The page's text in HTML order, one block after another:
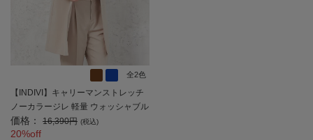
全2色
【INDIVI】キャリーマンストレッチ
ノーカラージレ 軽量 ウォッシャブル
春夏【レディース】
価格： 16,390円 (税込)
20%off